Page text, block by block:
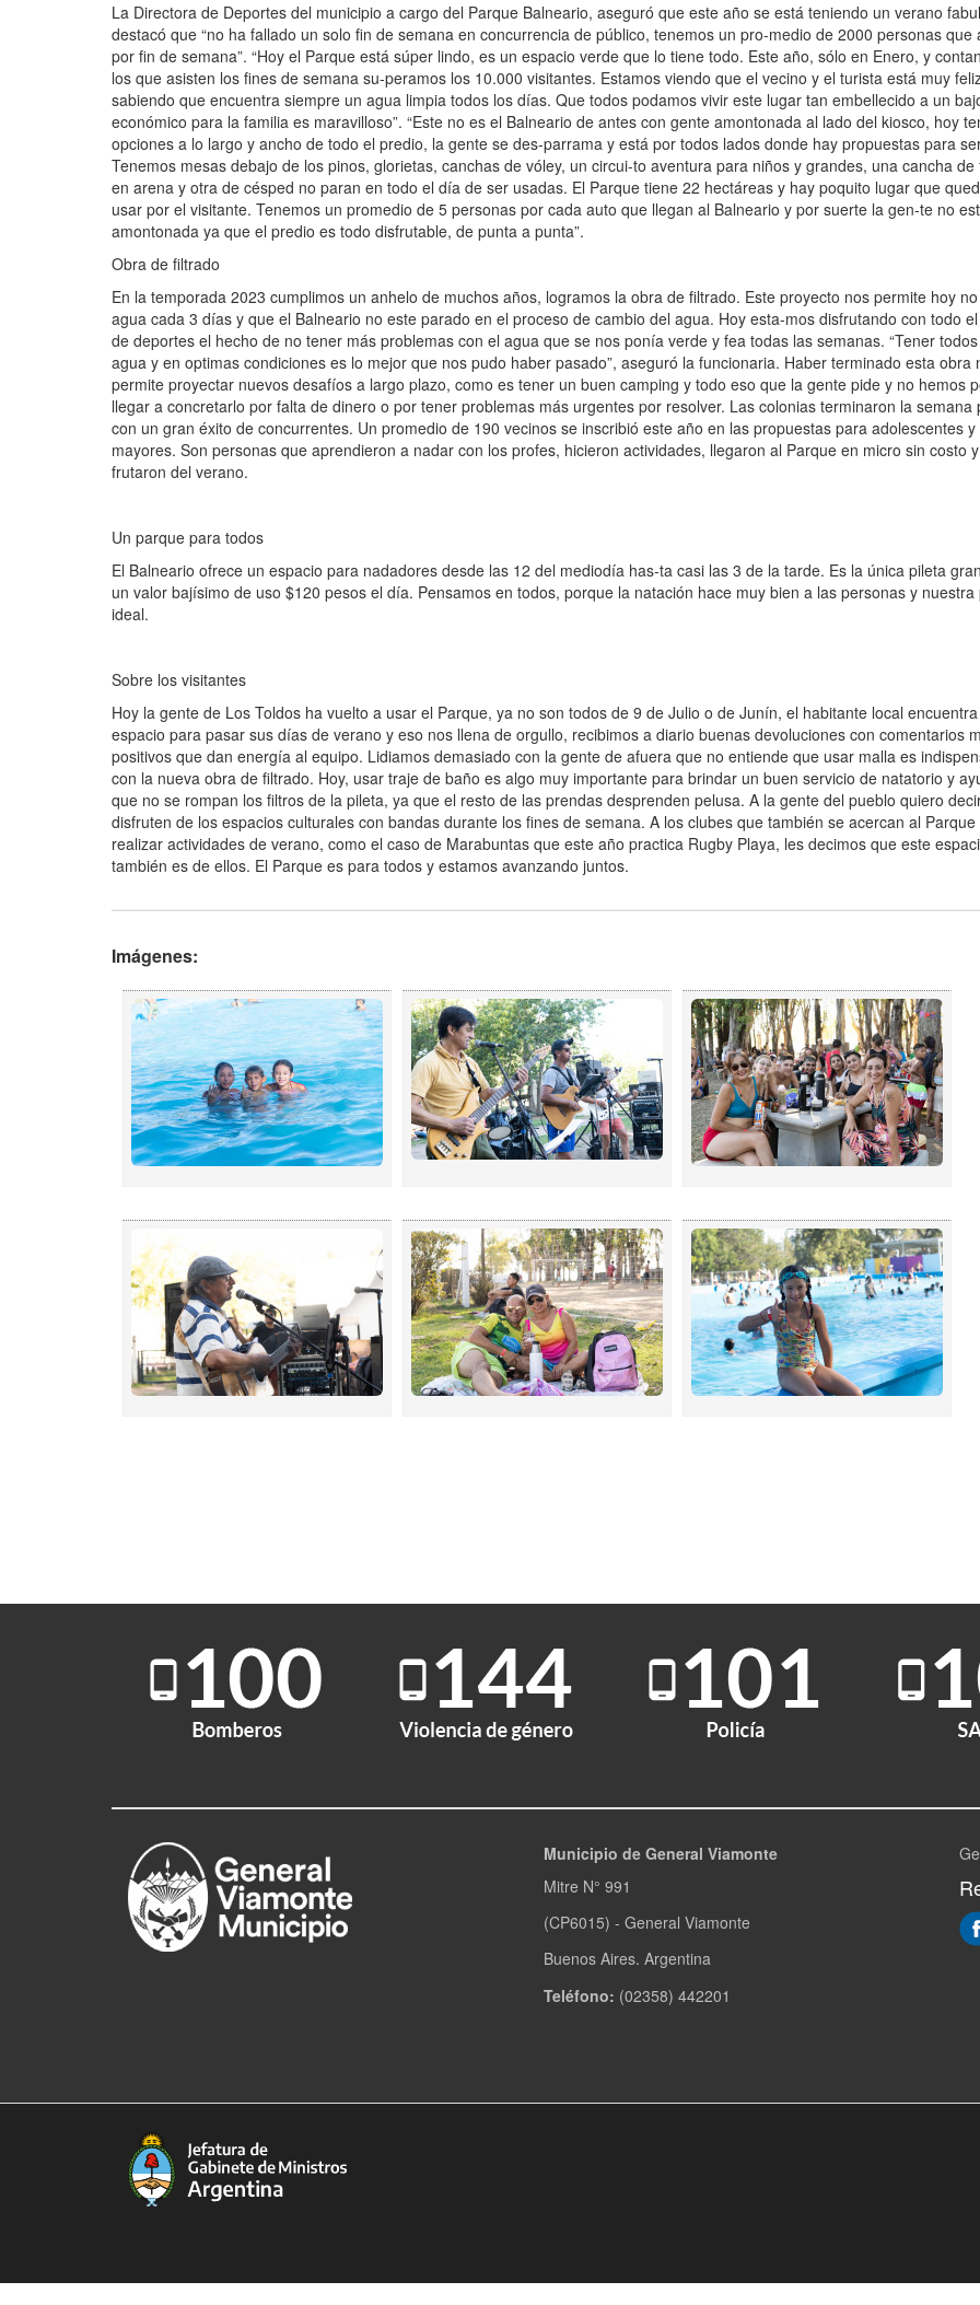
La Directora de Deportes del municipio a cargo del Parque Balneario, aseguró que este año se está teniendo un verano
destacó que “no ha fallado un solo fin de semana en concurrencia de público, tenemos un pro-medio de 2000 personas que
por fin de semana”. “Hoy el Parque está súper lindo, es un espacio verde que lo tiene todo. Este año, sólo en Enero, y
los que asisten los fines de semana su-peramos los 10.000 visitantes. Estamos viendo que el vecino y el turista está muy
sabiendo que encuentra siempre un agua limpia todos los días. Que todos podamos vivir este lugar tan embellecido a un
económico para la familia es maravilloso”. “Este no es el Balneario de antes con gente amontonada al lado del kiosco, hoy
opciones a lo largo y ancho de todo el predio, la gente se des-parrama y está por todos lados donde hay propuestas para
Tenemos mesas debajo de los pinos, glorietas, canchas de vóley, un circui-to aventura para niños y grandes, una cancha de
en arena y otra de césped no paran en todo el día de ser usadas. El Parque tiene 22 hectáreas y hay poquito lugar que
usar por el visitante. Tenemos un promedio de 5 personas por cada auto que llegan al Balneario y por suerte la gen-te no
amontonada ya que el predio es todo disfrutable, de punta a punta”.
Obra de filtrado
En la temporada 2023 cumplimos un anhelo de muchos años, logramos la obra de filtrado. Este proyecto nos permite hoy
agua cada 3 días y que el Balneario no este parado en el proceso de cambio del agua. Hoy esta-mos disfrutando con todo
de deportes el hecho de no tener más problemas con el agua que se nos ponía verde y fea todas las semanas. “Tener
agua y en optimas condiciones es lo mejor que nos pudo haber pasado”, aseguró la funcionaria. Haber terminado esta obra
permite proyectar nuevos desafíos a largo plazo, como es tener un buen camping y todo eso que la gente pide y no hemos
llegar a concretarlo por falta de dinero o por tener problemas más urgentes por resolver. Las colonias terminaron la semana
con un gran éxito de concurrentes. Un promedio de 190 vecinos se inscribió este año en las propuestas para adolescentes
mayores. Son personas que aprendieron a nadar con los profes, hicieron actividades, llegaron al Parque en micro sin costo
frutaron del verano.
Un parque para todos
El Balneario ofrece un espacio para nadadores desde las 12 del mediodía has-ta casi las 3 de la tarde. Es la única pileta
un valor bajísimo de uso $120 pesos el día. Pensamos en todos, porque la natación hace muy bien a las personas y nuestra
ideal.
Sobre los visitantes
Hoy la gente de Los Toldos ha vuelto a usar el Parque, ya no son todos de 9 de Julio o de Junín, el habitante local
espacio para pasar sus días de verano y eso nos llena de orgullo, recibimos a diario buenas devoluciones con comentarios
positivos que dan energía al equipo. Lidiamos demasiado con la gente de afuera que no entiende que usar malla es
con la nueva obra de filtrado. Hoy, usar traje de baño es algo muy importante para brindar un buen servicio de natatorio y
que no se rompan los filtros de la pileta, ya que el resto de las prendas desprenden pelusa. A la gente del pueblo quiero
disfruten de los espacios culturales con bandas durante los fines de semana. A los clubes que también se acercan al
realizar actividades de verano, como el caso de Marabuntas que este año practica Rugby Playa, les decimos que este
también es de ellos. El Parque es para todos y estamos avanzando juntos.
Imágenes:
Municipio de General Viamonte
Mitre N° 991
(CP6015) - General Viamonte
Buenos Aires. Argentina
Teléfono: (02358) 442201